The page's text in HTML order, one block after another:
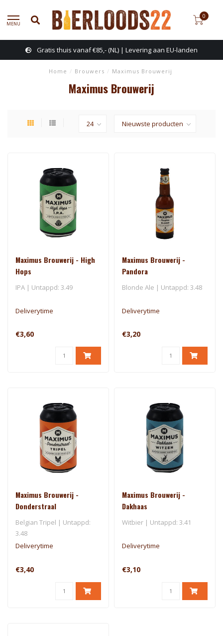
MENU
0
Gratis thuis vanaf €85,- (NL) | Levering aan EU-landen
Home / Brouwers / Maximus Brouwerij
Maximus Brouwerij
Maximus Brouwerij - High
Hops
IPA | Untappd: 3.49
Deliverytime
€3,60
Maximus Brouwerij -
Pandora
Blonde Ale | Untappd: 3.48
Deliverytime
€3,20
Maximus Brouwerij -
Donderstraal
Belgian Tripel | Untappd:
3.48
Deliverytime
€3,40
Maximus Brouwerij -
Dakhaas
Witbier | Untappd: 3.41
Deliverytime
€3,10